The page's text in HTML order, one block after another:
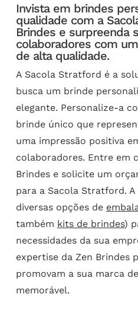
Invista em brindes
qualidade com a
Brindes e surpreenda
colaboradores com
de alta qualidade.
A Sacola Stratford é a
busca um brinde
elegante. Personalize-a
brinde único que
uma impressão positiva
colaboradores. Entre em
Brindes e solicite um
para a Sacola Stratford.
diversas opções de
também kits de brindes)
necessidades da sua
expertise da Zen Brindes
promovam a sua marca
memorável.